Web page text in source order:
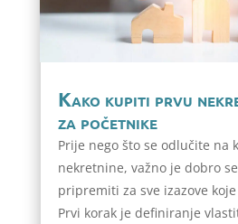
Kako kupiti prvu
za početnike
Prije nego što se odlučite na
nekretnine, važno je dobro
pripremiti za sve izazove
Prvi korak je definiranje